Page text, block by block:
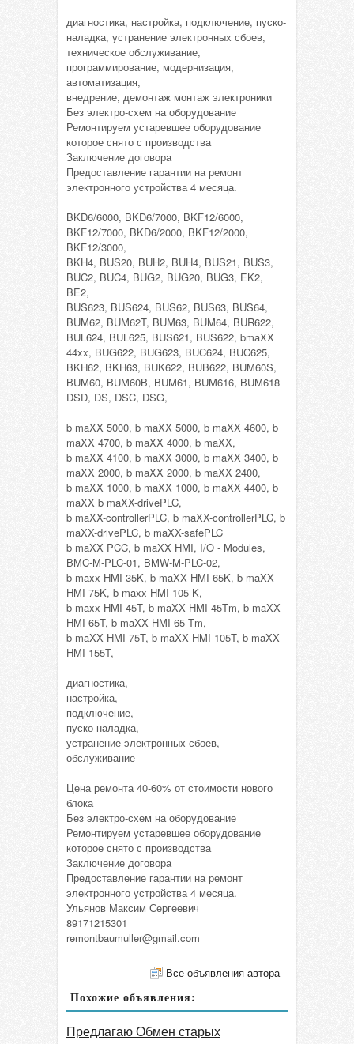
диагностика, настройка, подключение, пуско-
наладка, устранение электронных сбоев,
техническое обслуживание,
программирование, модернизация,
автоматизация,
внедрение, демонтаж монтаж электроники
Без электро-схем на оборудование
Ремонтируем устаревшее оборудование
которое снято с производства
Заключение договора
Предоставление гарантии на ремонт
электронного устройства 4 месяца.
BKD6/6000, BKD6/7000, BKF12/6000,
BKF12/7000, BKD6/2000, BKF12/2000,
BKF12/3000,
BKH4, BUS20, BUH2, BUH4, BUS21, BUS3,
BUC2, BUC4, BUG2, BUG20, BUG3, EK2,
BE2,
BUS623, BUS624, BUS62, BUS63, BUS64,
BUM62, BUM62T, BUM63, BUM64, BUR622,
BUL624, BUL625, BUS621, BUS622, bmaXX
44xx, BUG622, BUG623, BUC624, BUC625,
BKH62, BKH63, BUK622, BUB622, BUM60S,
BUM60, BUM60B, BUM61, BUM616, BUM618
DSD, DS, DSC, DSG,
b maXX 5000, b maXX 5000, b maXX 4600, b
maXX 4700, b maXX 4000, b maXX,
b maXX 4100, b maXX 3000, b maXX 3400, b
maXX 2000, b maXX 2000, b maXX 2400,
b maXX 1000, b maXX 1000, b maXX 4400, b
maXX b maXX-drivePLC,
b maXX-controllerPLC, b maXX-controllerPLC, b
maXX-drivePLC, b maXX-safePLC
b maXX PCC, b maXX HMI, I/O - Modules,
BMC-M-PLC-01, BMW-M-PLC-02,
b maxx HMI 35K, b maXX HMI 65K, b maXX
HMI 75K, b maxx HMI 105 K,
b maxx HMI 45T, b maXX HMI 45Tm, b maXX
HMI 65T, b maXX HMI 65 Tm,
b maXX HMI 75T, b maXX HMI 105T, b maXX
HMI 155T,
диагностика,
настройка,
подключение,
пуско-наладка,
устранение электронных сбоев,
обслуживание
Цена ремонта 40-60% от стоимости нового
блока
Без электро-схем на оборудование
Ремонтируем устаревшее оборудование
которое снято с производства
Заключение договора
Предоставление гарантии на ремонт
электронного устройства 4 месяца.
Ульянов Максим Сергеевич
89171215301
remontbaumuller@gmail.com
Все объявления автора
Похожие объявления:
Предлагаю Обмен старых